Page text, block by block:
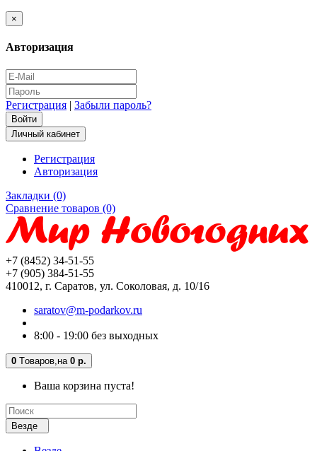
×
Авторизация
Регистрация | Забыли пароль?
Личный кабинет
Регистрация
Авторизация
Закладки (0)
Сравнение товаров (0)
+7 (8452) 34-51-55
+7 (905) 384-51-55
410012, г. Саратов, ул. Соколовая, д. 10/16
saratov@m-podarkov.ru
8:00 - 19:00 без выходных
0 Tоваров, на 0 р.
Ваша корзина пуста!
Везде